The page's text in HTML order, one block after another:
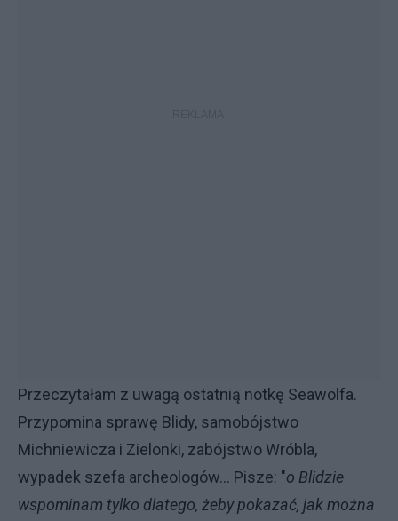
Przeczytałam z uwagą ostatnią notkę Seawolfa.
Przypomina sprawę Blidy, samobójstwo
Michniewicza i Zielonki, zabójstwo Wróbla,
wypadek szefa archeologów... Pisze: "o Blidzie
wspominam tylko dlatego, żeby pokazać, jak można